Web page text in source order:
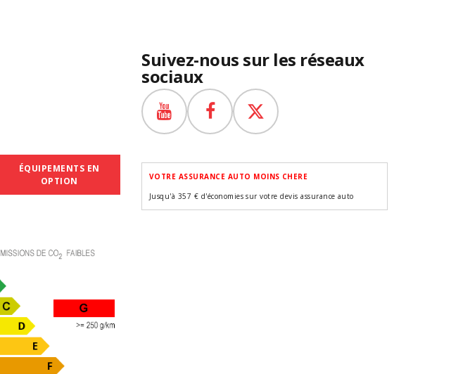
ÉQUIPEMENTS EN
OPTION
Suivez-nous sur les réseaux
sociaux
VOTRE ASSURANCE AUTO MOINS CHERE
Jusqu'à 357 € d'économies sur votre devis assurance auto